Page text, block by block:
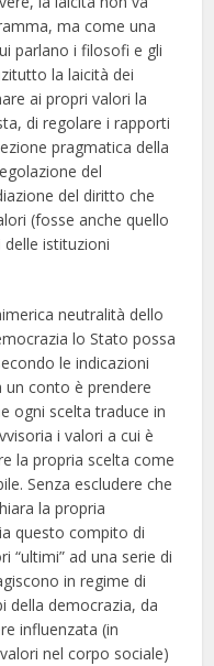
ma come una
parlano i filosofi e gli
la laicità dei
ai propri valori la
di regolare i rapporti
pragmatica della
del
del diritto che
(fosse anche quello
istituzioni
neutralità dello
lo Stato possa
le indicazioni
un conto è prendere
ogni scelta traduce in
i valori a cui è
la propria scelta come
Senza escludere che
la propria
questo compito di
“ultimi” ad una serie di
in regime di
della democrazia, da
influenzata (in
nel corpo sociale)